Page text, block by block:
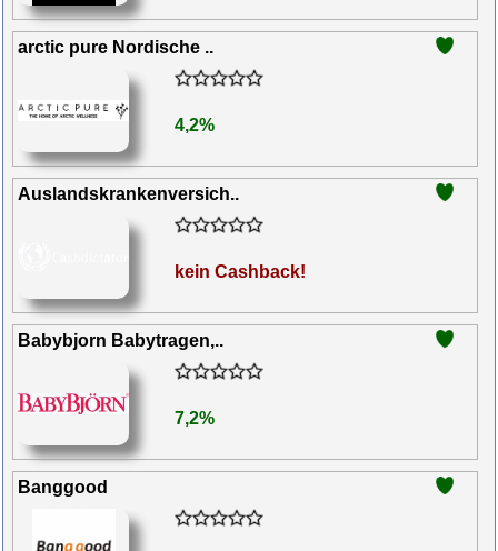
arctic pure Nordische ..
4,2%
Auslandskrankenversich..
kein Cashback!
Babybjorn Babytragen,..
7,2%
Banggood